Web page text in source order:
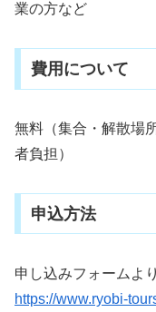
業の方など
費用について
無料（集合・解散場
者負担）
申込方法
申し込みフォームより
https://www.ryobi-